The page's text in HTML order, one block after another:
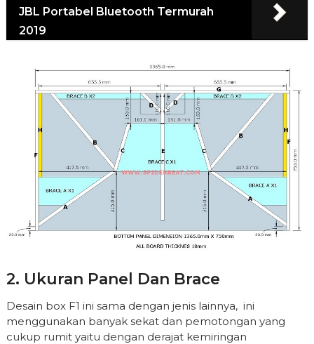
JBL Portabel Bluetooth Termurah
2019
2. Ukuran Panel Dan Brace
Desain box F1 ini sama dengan jenis lainnya, ini
menggunakan banyak sekat dan pemotongan yang
cukup rumit yaitu dengan derajat kemiringan